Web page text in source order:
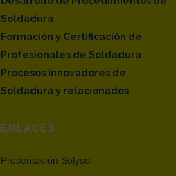
Soldadura
Formación y Certificación de
Profesionales de Soldadura
Procesos Innovadores de
Soldadura y relacionados
ENLACES
Presentación Solysol